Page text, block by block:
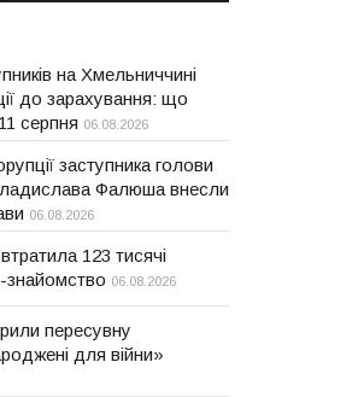
на Хмельниччині
до зарахування: що
серпня 06.08.2026
заступника голови
Фалюша внесли
06.08.2026
123 тисячі
знайомство 06.08.2026
пересувну
для війни»